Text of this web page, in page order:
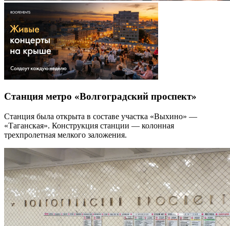
Станция метро «Волгоградский проспект»
Станция была открыта в составе участка «Выхино» —
«Таганская». Конструкция станции — колонная
трехпролетная мелкого заложения.